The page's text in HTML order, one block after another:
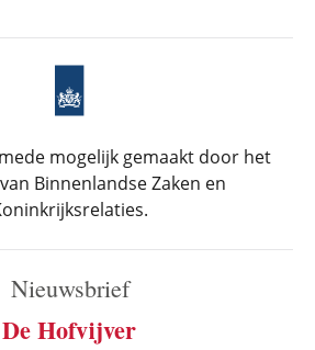
mogelijk gemaakt door het
Binnenlandse Zaken en
Nieuwsbrief
De Hofvijver